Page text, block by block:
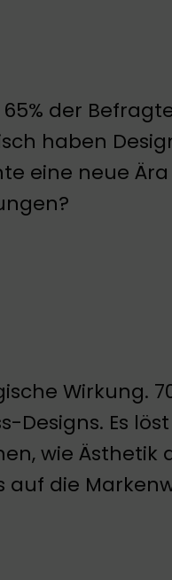
der
haben
eine neue
Wirkung.
Es
wie Ästhetik
auf die